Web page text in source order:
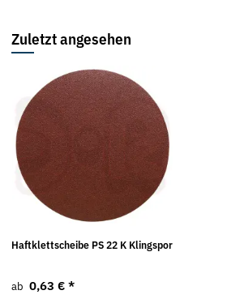
Zuletzt angesehen
Haftklettscheibe PS 22 K Klingspor
ab 0,63 € *